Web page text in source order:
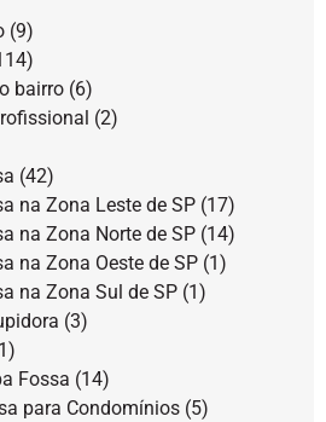
(9)
bairro (6)
(2)
(42)
na Zona Leste de SP (17)
na Zona Norte de SP (14)
na Zona Oeste de SP (1)
na Zona Sul de SP (1)
(3)
Fossa (14)
para Condomínios (5)